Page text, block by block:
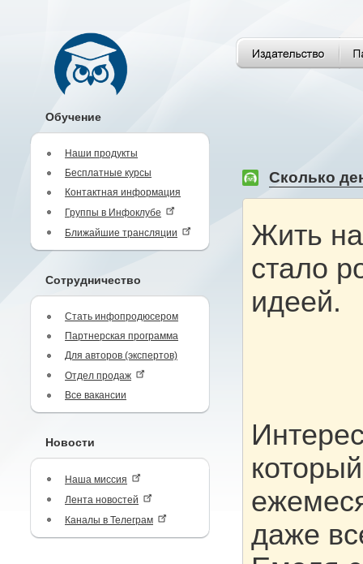
Обучение
Наши продукты
Бесплатные курсы
Контактная информация
Группы в Инфоклубе
Ближайшие трансляции
Сотрудничество
Стать инфопродюсером
Партнерская программа
Для авторов (экспертов)
Отдел продаж
Все вакансии
Новости
Наша миссия
Лента новостей
Каналы в Телеграм
Сколько
Жить
стало
идеей.
даже